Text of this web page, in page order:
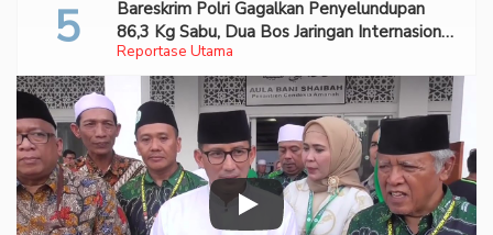
Reportase Utama
Bareskrim Polri Gagalkan Penyelundupan
86,3 Kg Sabu, Dua Bos Jaringan Internasional
Diburu